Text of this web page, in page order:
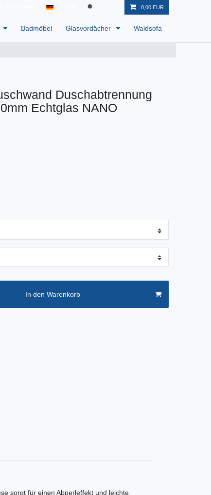
0,00 EUR
Badmöbel Glasvordächer Waldsofa
Duschabtrennung
Echtglas NANO
In den Warenkorb
sorgt für einen Abperleffekt und leichte